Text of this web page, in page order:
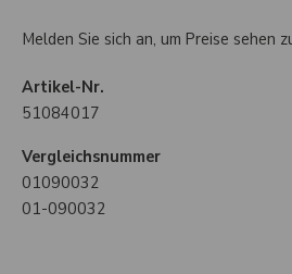
Melden Sie sich an, um Preise sehen
Artikel-Nr.
51084017
Vergleichsnummer
01090032
01-090032